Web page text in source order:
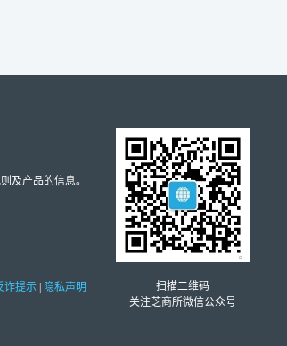
及产品的信息。
诈提示 | 隐私声明
扫描二维码
关注芝商所微信公众号